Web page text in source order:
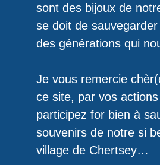
sont des bijoux de
se doit de sauvegarder
des générations qui
Je vous remercie
ce site, par vos
participez for bien à
souvenirs de notre si
village de Chertsey…